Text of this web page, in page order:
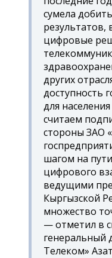
сумела
результатов,
цифровые
других
доступность
для
считаем
стороны ЗАО
шагом на
цифрового
ведущими
Кыргызской
множество
— отметил в
генеральный
Телеком»